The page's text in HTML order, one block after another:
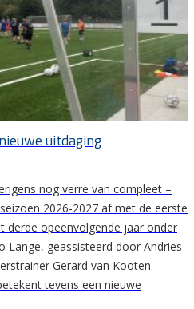
uitdaging
nog verre van compleet –
2026-2027 af met de eerste
derde opeenvolgende jaar onder
Lange, geassisteerd door Andries
Gerard van Kooten.
tevens een nieuwe